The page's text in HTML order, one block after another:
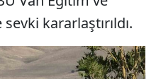
kararlaştırıldı.